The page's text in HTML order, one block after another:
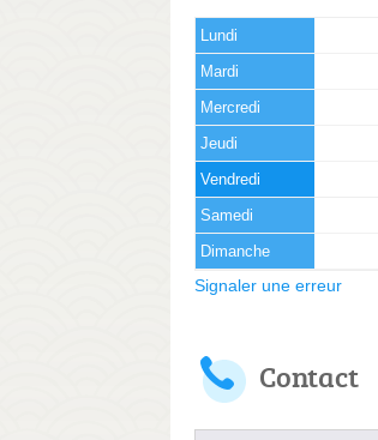
Lundi
Mardi
Mercredi
Jeudi
Vendredi
Samedi
Dimanche
Signaler une erreur
Contact